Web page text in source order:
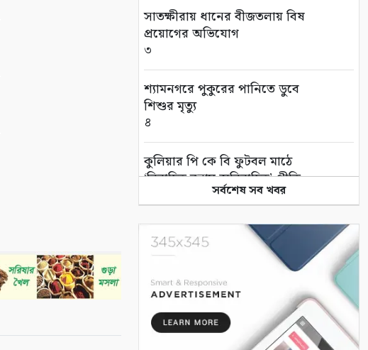
সাতক্ষীরায় ধানের বীজতলায় বিষ
প্রয়োগের অভিযোগ
৩
শ্যামনগরে পুকুরের পানিতে ডুবে
শিশুর মৃত্যু
৪
কুলিয়ার পি কে বি ফুটবল মাঠে
‘বিবাহিত বনাম অবিবাহিত’ প্রীতি
এই পৃথিবী বড়ই অভাগা
“কথার ভার”
সর্বশেষ সব খবর